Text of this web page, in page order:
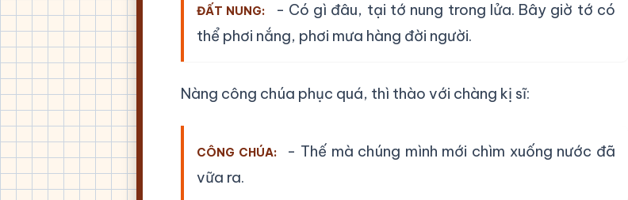
ĐẤT NUNG:
- Có gì đâu, tại tớ nung trong lửa. Bây giờ tớ có
thể phơi nắng, phơi mưa hàng đời người.
Nàng công chúa phục quá, thì thào với chàng kị sĩ:
CÔNG CHÚA:
- Thế mà chúng mình mới chìm xuống nước đã
vữa ra.